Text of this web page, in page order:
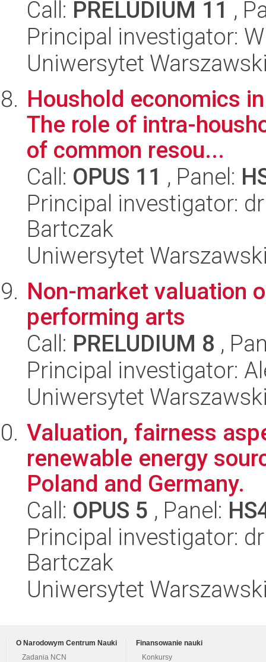
Call: PRELUDIUM 11 ,
Principal investigator:
Uniwersytet
Houshold economics
The role of intra-
of common resou...
Call: OPUS 11 , Panel:
Principal investigator:
Bartczak
Uniwersytet
Non-market valuation
performing arts
Call: PRELUDIUM 8 ,
Principal investigator:
Uniwersytet
Valuation, fairness
renewable energy
Poland and Germany.
Call: OPUS 5 , Panel:
Principal investigator:
Bartczak
Uniwersytet
O Narodowym Centrum Nauki
Zadania NCN
Finansowanie nauki
Konkursy